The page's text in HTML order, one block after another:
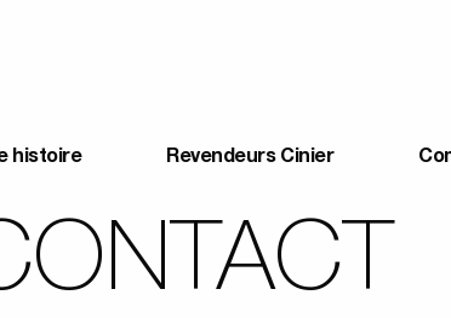
histoire Revendeurs Cinier